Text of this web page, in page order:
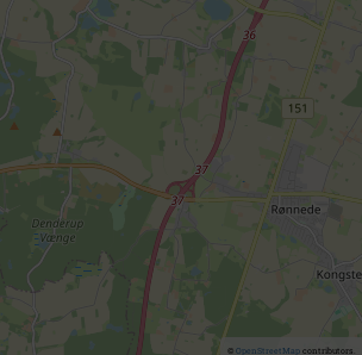
© OpenStreetMapcontributors.